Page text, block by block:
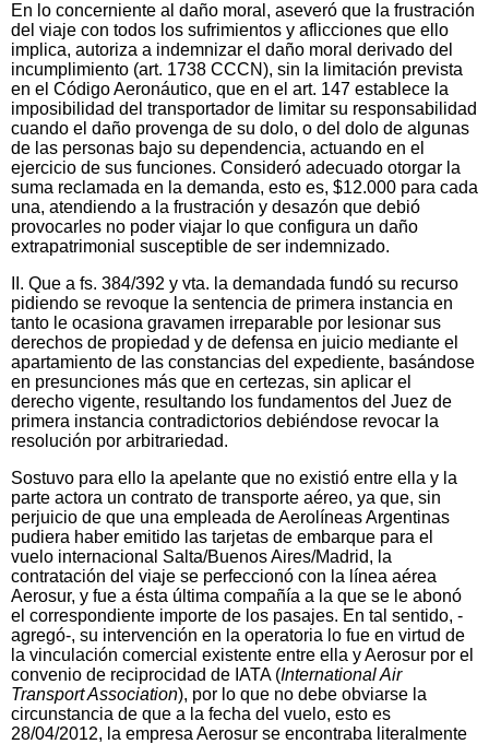
En lo concerniente al daño moral, aseveró que la frustración
del viaje con todos los sufrimientos y aflicciones que ello
implica, autoriza a indemnizar el daño moral derivado del
incumplimiento (art. 1738 CCCN), sin la limitación prevista
en el Código Aeronáutico, que en el art. 147 establece la
imposibilidad del transportador de limitar su responsabilidad
cuando el daño provenga de su dolo, o del dolo de algunas
de las personas bajo su dependencia, actuando en el
ejercicio de sus funciones. Consideró adecuado otorgar la
suma reclamada en la demanda, esto es, $12.000 para cada
una, atendiendo a la frustración y desazón que debió
provocarles no poder viajar lo que configura un daño
extrapatrimonial susceptible de ser indemnizado.
II. Que a fs. 384/392 y vta. la demandada fundó su recurso
pidiendo se revoque la sentencia de primera instancia en
tanto le ocasiona gravamen irreparable por lesionar sus
derechos de propiedad y de defensa en juicio mediante el
apartamiento de las constancias del expediente, basándose
en presunciones más que en certezas, sin aplicar el
derecho vigente, resultando los fundamentos del Juez de
primera instancia contradictorios debiéndose revocar la
resolución por arbitrariedad.
Sostuvo para ello la apelante que no existió entre ella y la
parte actora un contrato de transporte aéreo, ya que, sin
perjuicio de que una empleada de Aerolíneas Argentinas
pudiera haber emitido las tarjetas de embarque para el
vuelo internacional Salta/Buenos Aires/Madrid, la
contratación del viaje se perfeccionó con la línea aérea
Aerosur, y fue a ésta última compañía a la que se le abonó
el correspondiente importe de los pasajes. En tal sentido, -
agregó-, su intervención en la operatoria lo fue en virtud de
la vinculación comercial existente entre ella y Aerosur por el
convenio de reciprocidad de IATA (International Air
Transport Association), por lo que no debe obviarse la
circunstancia de que a la fecha del vuelo, esto es
28/04/2012, la empresa Aerosur se encontraba literalmente